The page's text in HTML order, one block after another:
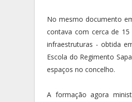
No mesmo documento
contava com cerca de
infraestruturas - obtida
Escola do Regimento
espaços no concelho.
A formação agora